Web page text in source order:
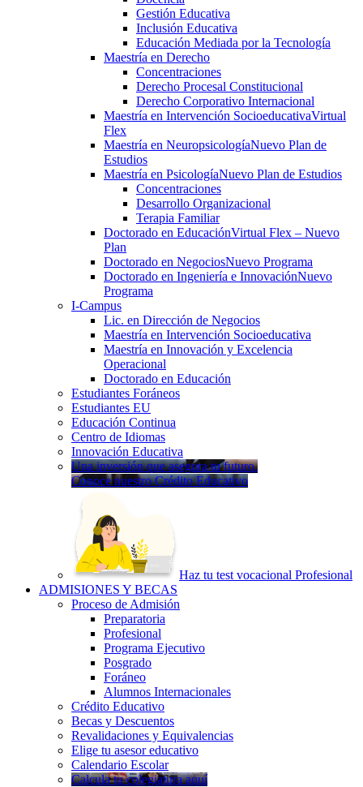
Gestión Educativa
Inclusión Educativa
Educación Mediada por la Tecnología
Maestría en Derecho
Concentraciones
Derecho Procesal Constitucional
Derecho Corporativo Internacional
Maestría en Intervención SocioeducativaVirtual
Flex
Maestría en NeuropsicologíaNuevo Plan de
Estudios
Maestría en PsicologíaNuevo Plan de Estudios
Concentraciones
Desarrollo Organizacional
Terapia Familiar
Doctorado en EducaciónVirtual Flex – Nuevo
Plan
Doctorado en NegociosNuevo Programa
Doctorado en Ingeniería e InnovaciónNuevo
Programa
I-Campus
Lic. en Dirección de Negocios
Maestría en Intervención Socioeducativa
Maestría en Innovación y Excelencia
Operacional
Doctorado en Educación
Estudiantes Foráneos
Estudiantes EU
Educación Continua
Centro de Idiomas
Innovación Educativa
Una inversión que asegura tu futuro.
Conoce nuestro Crédito Educativo
Haz tu test vocacional Profesional
ADMISIONES Y BECAS
Proceso de Admisión
Preparatoria
Profesional
Programa Ejecutivo
Posgrado
Foráneo
Alumnos Internacionales
Crédito Educativo
Becas y Descuentos
Revalidaciones y Equivalencias
Elige tu asesor educativo
Calendario Escolar
Calcula tu colegiatura aquí